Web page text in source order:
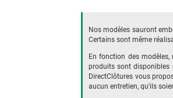
Nos modèles sauront
Certains sont même
En fonction des
produits sont disponibles
DirectClôtures vous
aucun entretien, qu'ils